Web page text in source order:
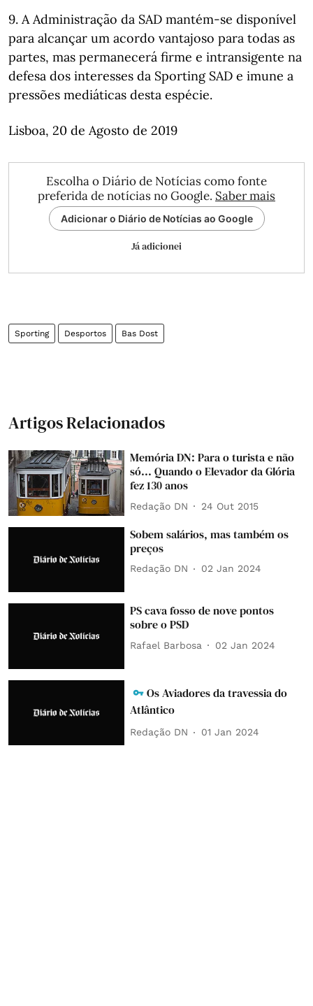
9. A Administração da SAD mantém-se disponível
para alcançar um acordo vantajoso para todas as
partes, mas permanecerá firme e intransigente na
defesa dos interesses da Sporting SAD e imune a
pressões mediáticas desta espécie.
Lisboa, 20 de Agosto de 2019
Escolha o Diário de Notícias como fonte
preferida de notícias no Google. Saber mais
Adicionar o Diário de Notícias ao Google
Já adicionei
Sporting Desportos Bas Dost
Artigos Relacionados
Memória DN: Para o turista e não
só... Quando o Elevador da Glória
fez 130 anos
Redação DN 24 Out 2015
Sobem salários, mas também os
preços
Redação DN 02 Jan 2024
PS cava fosso de nove pontos
sobre o PSD
Rafael Barbosa 02 Jan 2024
Os Aviadores da travessia do
Atlântico
Redação DN 01 Jan 2024